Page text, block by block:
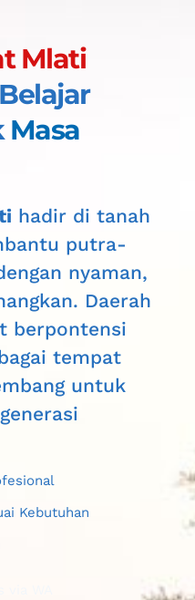
Amoeba Privat Mlati
Masa
putra-
nyaman,
berpontensi
tempat
untuk
Kebutuhan